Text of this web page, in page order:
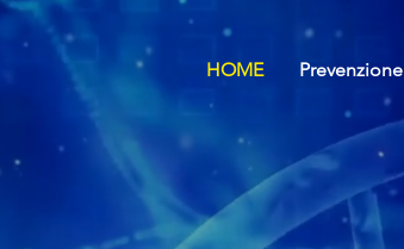
HOME Prevenzione